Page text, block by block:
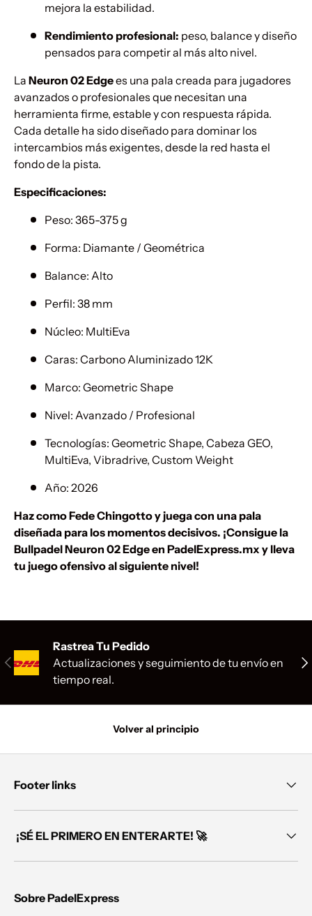
mejora la estabilidad.
Rendimiento profesional: peso, balance y diseño
pensados para competir al más alto nivel.
La Neuron 02 Edgees una pala creada para jugadores
avanzados o profesionales que necesitan una
herramienta firme, estable y con respuesta rápida.
Cada detalle ha sido diseñado para dominar los
intercambios más exigentes, desde la red hasta el
fondo de la pista.
Especificaciones:
Peso: 365-375 g
Forma: Diamante / Geométrica
Balance: Alto
Perfil: 38 mm
Núcleo: MultiEva
Caras: Carbono Aluminizado 12K
Marco: Geometric Shape
Nivel: Avanzado / Profesional
Tecnologías: Geometric Shape, Cabeza GEO,
MultiEva, Vibradrive, Custom Weight
Año: 2026
Haz como Fede Chingotto y juega con una pala
diseñada para los momentos decisivos. ¡Consigue la
Bullpadel Neuron 02 Edge en PadelExpress.mx y lleva
tu juego ofensivo al siguiente nivel!
Anterior
Rastrea Tu Pedido
Actualizaciones y seguimiento de tu envío en
tiempo real.
Volver al principio
Footer links
¡SÉ EL PRIMERO EN ENTERARTE! 🚀
Sobre PadelExpress